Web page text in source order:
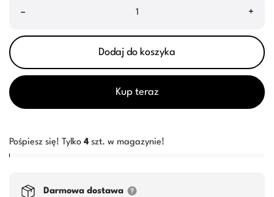
– +
Dodaj do koszyka
Kup teraz
Pośpiesz się! Tylko 4 szt. w magazynie!
Darmowa dostawa